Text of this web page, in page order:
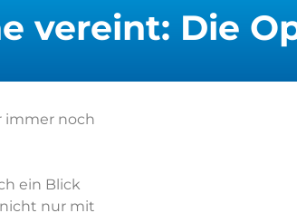
vereint: Die
immer noch
ein Blick
nur mit